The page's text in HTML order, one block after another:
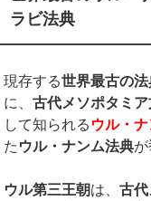
ラビ法典
現存する世界最古の法
に、古代メソポタミ
して知られる ウル・
た ウル・ナンム法典
ウル第三王朝は、古